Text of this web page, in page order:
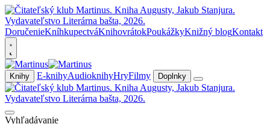
DoručenieKníhkupectváKnihovrátokPoukážkyKnižný blogKontakt
Knihy E-knihyAudioknihyHryFilmy Doplnky
Vyhľadávanie